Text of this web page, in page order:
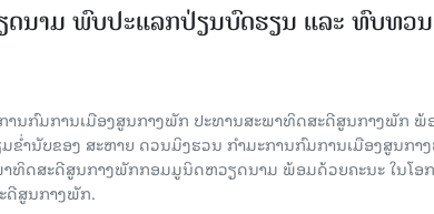
ດນາມ ພົບປະແລກປ່ຽນບົດຮຽນ ແລະ ທົບທວນ
ານກົມການເມືອງສູນກາງພັກ ປະທານສະພາທິດສະດີສູນກາງພັກ ພ້
ຂໍ່ານັບຂອງ ສະຫາຍ ດວນມິງຮວນ ກໍາມະການກົມການເມືອງສູນກາ
ທິດສະດີສູນກາງພັກກອມມູນິດຫວຽດນາມ ພ້ອມດ້ວຍຄະນະ ໃນໂອ
ດີສູນກາງພັກ.